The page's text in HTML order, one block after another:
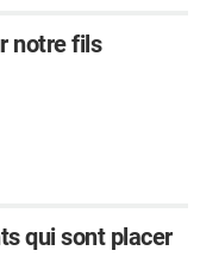
notre fils
qui sont placer